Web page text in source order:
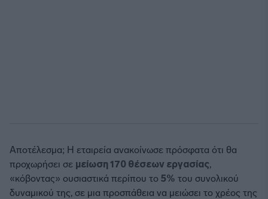
Αποτέλεσμα; Η εταιρεία ανακοίνωσε πρόσφατα ότι θα
προχωρήσει σε μείωση 170 θέσεων εργασίας,
«κόβοντας» ουσιαστικά περίπου το 5% του συνολικού
δυναμικού της, σε μια προσπάθεια να μειώσει το χρέος της